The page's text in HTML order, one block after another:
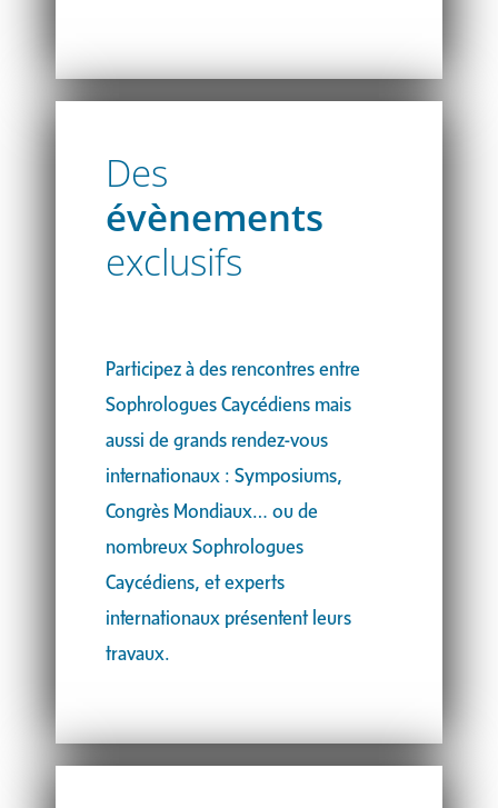
Des
évènements
exclusifs
Participez à des rencontres entre
Sophrologues Caycédiens mais
aussi de grands rendez-vous
internationaux : Symposiums,
Congrès Mondiaux… ou de
nombreux Sophrologues
Caycédiens, et experts
internationaux présentent leurs
travaux.